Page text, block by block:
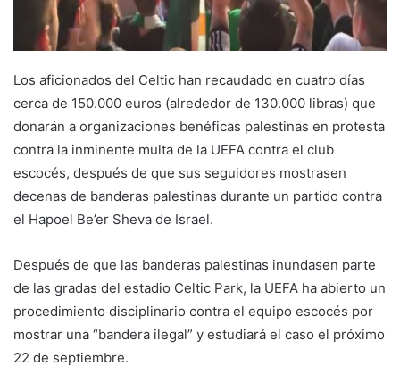
Los aficionados del Celtic han recaudado en cuatro días
cerca de 150.000 euros (alrededor de 130.000 libras) que
donarán a organizaciones benéficas palestinas en protesta
contra la inminente multa de la UEFA contra el club
escocés, después de que sus seguidores mostrasen
decenas de banderas palestinas durante un partido contra
el Hapoel Be’er Sheva de Israel.
Después de que las banderas palestinas inundasen parte
de las gradas del estadio Celtic Park, la UEFA ha abierto un
procedimiento disciplinario contra el equipo escocés por
mostrar una “bandera ilegal” y estudiará el caso el próximo
22 de septiembre.